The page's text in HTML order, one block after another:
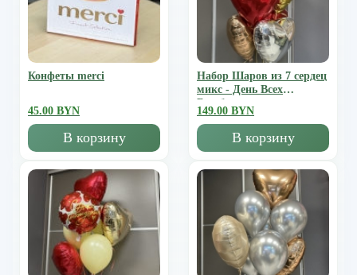
Конфеты merci
45.00 BYN
В корзину
Набор Шаров из 7 сердец
микс - День Всех
Влюбленных
149.00 BYN
В корзину